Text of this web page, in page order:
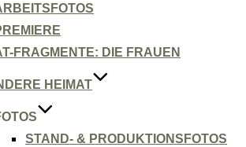
FRAGMENTE: DIE FRAUEN
HEIMAT
STAND- & PRODUKTIONSFOTOS